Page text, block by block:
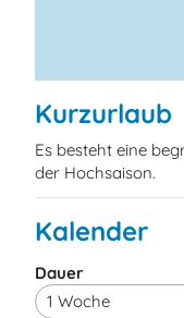
Kurzurlaub
Es besteht eine
der Hochsaison.
Kalender
Dauer